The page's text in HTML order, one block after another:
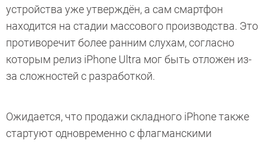
устройства уже утверждён, а сам смартфон
находится на стадии массового производства. Это
противоречит более ранним слухам, согласно
которым релиз iPhone Ultra мог быть отложен из-
за сложностей с разработкой.
Ожидается, что продажи складного iPhone также
стартуют одновременно с флагманскими